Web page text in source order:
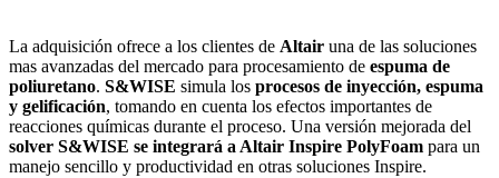
La adquisición ofrece a los clientes de Altair una de las soluciones
mas avanzadas del mercado para procesamiento de espuma de
poliuretano. S&WISE simula los procesos de inyección, espuma
y gelificación, tomando en cuenta los efectos importantes de
reacciones químicas durante el proceso. Una versión mejorada del
solver S&WISE se integrará a Altair Inspire PolyFoam para un
manejo sencillo y productividad en otras soluciones Inspire.